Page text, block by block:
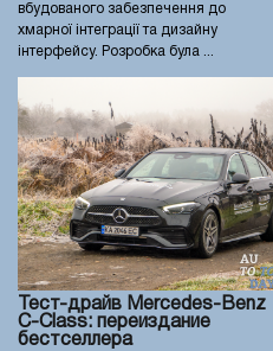
вбудованого забезпечення до
хмарної інтеграції та дизайну
інтерфейсу. Розробка була ...
Тест-драйв Mercedes-Benz
C-Class: переиздание
бестселлера